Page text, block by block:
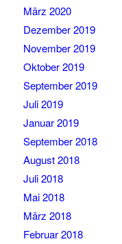
März 2020
Dezember 2019
November 2019
Oktober 2019
September 2019
Juli 2019
Januar 2019
September 2018
August 2018
Juli 2018
Mai 2018
März 2018
Februar 2018